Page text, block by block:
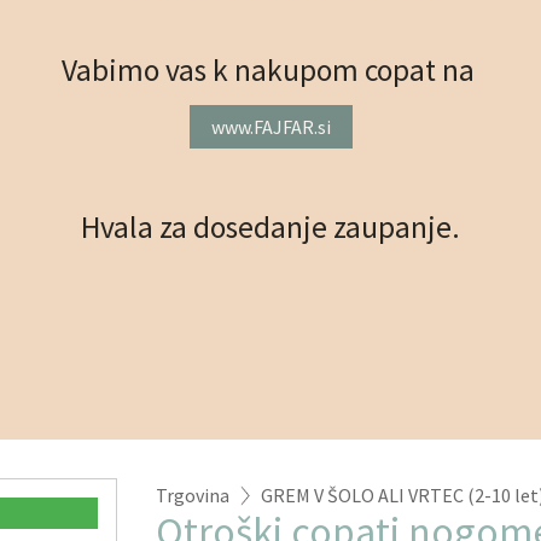
Vabimo vas k nakupom copat na
www.FAJFAR.si
Hvala za dosedanje zaupanje.
Trgovina GREM V ŠOLO ALI VRTEC (2-10